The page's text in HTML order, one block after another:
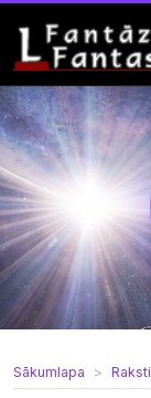
Sākumlapa Raksti